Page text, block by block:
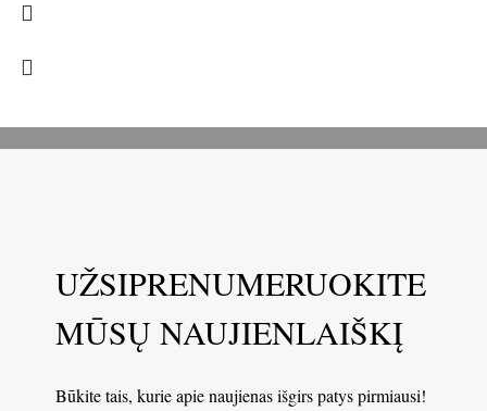
UŽSIPRENUMERUOKITE
MŪSŲ NAUJIENLAIŠKĮ
Būkite tais, kurie apie naujienas išgirs patys pirmiausi!